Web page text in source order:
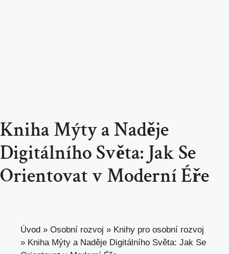
Kniha Mýty a Naděje
Digitálního Světa: Jak Se
Orientovat v Moderní Éře
Úvod » Osobní rozvoj » Knihy pro osobní rozvoj
» Kniha Mýty a Naděje Digitálního Světa: Jak Se